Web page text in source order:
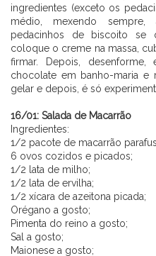
ingredientes (exceto os
médio, mexendo sempre,
pedacinhos de biscoito se
coloque o creme na massa,
firmar. Depois,
chocolate em banho-maria e
gelar e depois, é só
16/01: Salada de Macarrão
Ingredientes:
1/2 pacote de macarrão
6 ovos cozidos e picados;
1/2 lata de milho;
1/2 lata de ervilha;
1/2 xícara de azeitona picada;
Orégano a gosto;
Pimenta do reino a gosto;
Sal a gosto;
Maionese a gosto;